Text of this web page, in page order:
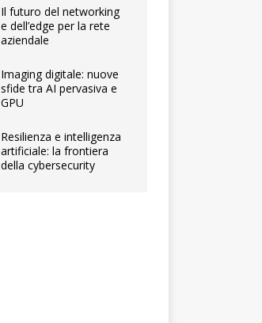
Il futuro del networking
e dell’edge per la rete
aziendale
Imaging digitale: nuove
sfide tra AI pervasiva e
GPU
Resilienza e intelligenza
artificiale: la frontiera
della cybersecurity